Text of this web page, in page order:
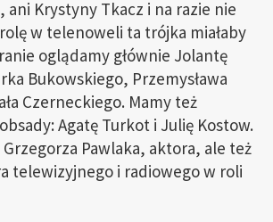
ani Krystyny Tkacz i na razie nie
w telenoweli ta trójka miałaby
oglądamy głównie Jolantę
Bukowskiego, Przemysława
Czerneckiego. Mamy też
Agatę Turkot i Julię Kostow.
Pawlaka, aktora, ale też
telewizyjnego i radiowego w roli